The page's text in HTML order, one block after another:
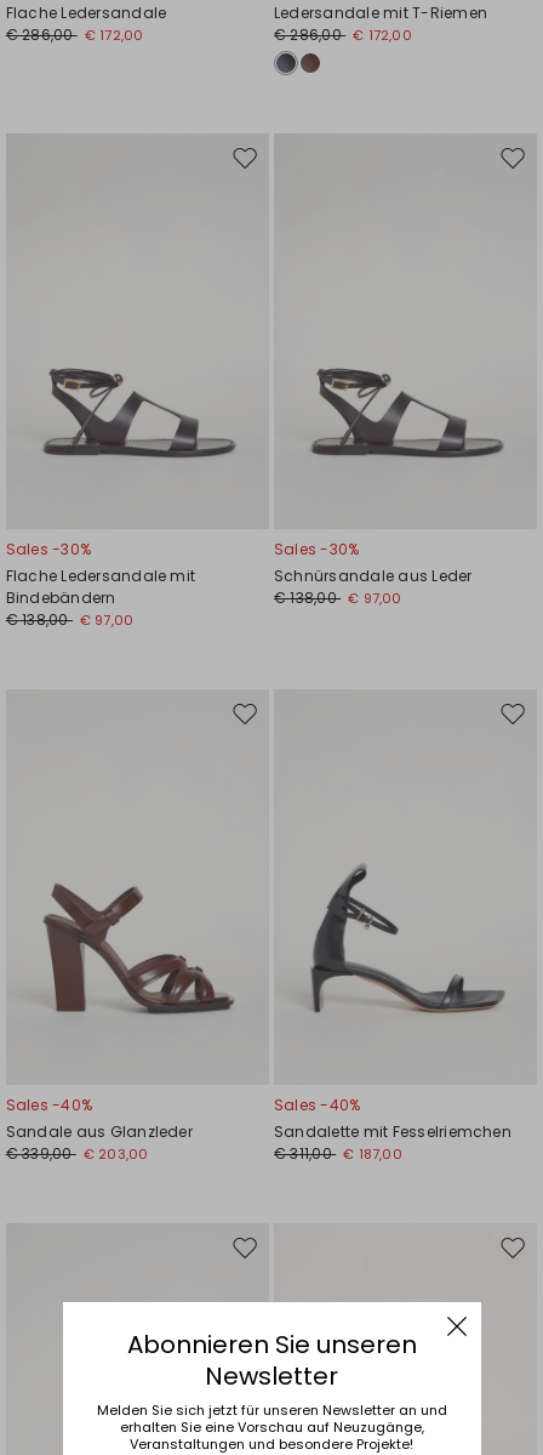
Flache Ledersandale
€ 286,00 € 172,00
Ledersandale mit T-Riemen
€ 286,00 € 172,00
Auf
Sales -30%
Flache Ledersandale mit
Bindebändern
€ 138,00 € 97,00
Auf
Sales -30%
Schnürsandale aus Leder
€ 138,00 € 97,00
Auf
Sales -40%
Sandale aus Glanzleder
€ 339,00 € 203,00
Auf
Sales -40%
Sandalette mit Fesselriemchen
€ 311,00 € 187,00
Auf
Wunschliste
Auf
Abonnieren Sie unseren
Newsletter
Melden Sie sich jetzt für unseren Newsletter an und
erhalten Sie eine Vorschau auf Neuzugänge,
Veranstaltungen und besondere Projekte!